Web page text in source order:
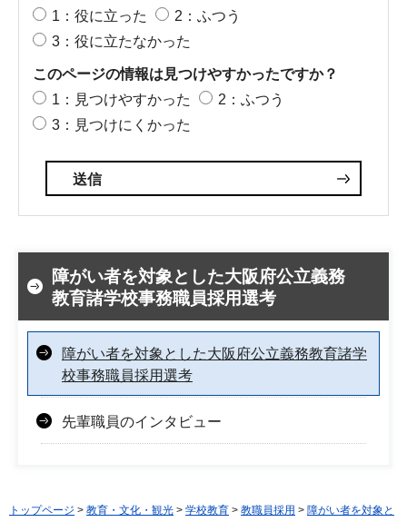
1：役に立った
2：ふつう
3：役に立たなかった
このページの情報は見つけやすかったですか？
1：見つけやすかった
2：ふつう
3：見つけにくかった
障がい者を対象とした大阪府公立義務
教育諸学校事務職員採用選考
障がい者を対象とした大阪府公立義務教育諸学
校事務職員採用選考
先輩職員のインタビュー
トップページ > 教育・文化・観光 > 学校教育 > 教職員採用 > 障がい者を対象と